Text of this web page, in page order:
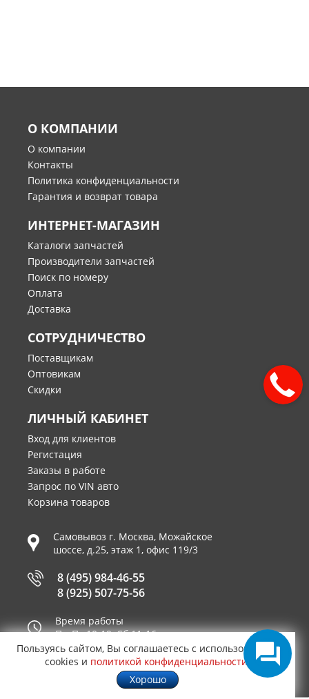
О КОМПАНИИ
О компании
Контакты
Политика конфиденциальности
Гарантия и возврат товара
ИНТЕРНЕТ-МАГАЗИН
Каталоги запчастей
Производители запчастей
Поиск по номеру
Оплата
Доставка
СОТРУДНИЧЕСТВО
Поставщикам
Оптовикам
Скидки
ЛИЧНЫЙ КАБИНЕТ
Вход для клиентов
Регистация
Заказы в работе
Запрос по VIN авто
Корзина товаров
Самовывоз г. Москва, Можайское
шоссе, д.25, этаж 1, офис 119/3
8 (495) 984-46-55
8 (925) 507-75-56
Время работы
Пн-Пт 10-19, Сб 11-16
Принимаем к оплате
Пользуясь сайтом, Вы соглашаетесь с использованием
cookies и политикой конфиденциальности
Хорошо